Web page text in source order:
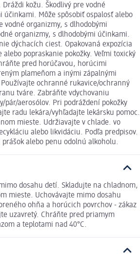
kožu. Škodlivý pre vodné
účinkami. Môže spôsobiť ospalosť alebo
vodné organizmy, s dlhodobými
organizmy, s dlhodobými účinkami.
dýchacích ciest. Opakovaná expozícia
alebo popraskanie pokožky. Veľmi toxický
pred horúčavou, horúcimi
plameňom a inými zápalnými
ochranné rukavice/ochranný
tváre. Zabráňte vdychovaniu
pár/aerosólov. Pri podráždení pokožky
radu lekára/vyhľadajte lekársku pomoc.
mieste. Udržiavajte v chlade. vo
alebo likvidáciu. Podľa predpisov.
alebo penu odolnú alkoholu.
dosahu detí. Skladujte na chladnom,
mieste. Uchovávajte mimo dosahu
ohňa a horúcich povrchov - zákaz
uzavretý. Chráňte pred priamym
a teplotami nad 40°C.